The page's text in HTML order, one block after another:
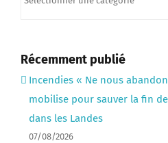
Récemment publié
Incendies « Ne nous
mobilise pour sauver la fin
dans les Landes
07/08/2026